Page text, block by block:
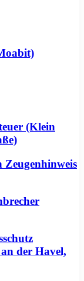
(Klein
Zeugenhinweis
der Havel,